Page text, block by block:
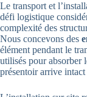
Le transport et
défi logistique
complexité des
Nous concevons des
élément pendant le
utilisés pour absorber
présentoir arrive